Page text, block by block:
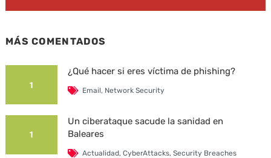
MÁS COMENTADOS
1
¿Qué hacer si eres víctima de phishing?
Email, Network Security
1
Un ciberataque sacude la sanidad en
Baleares
Actualidad,CyberAttacks,Security Breaches